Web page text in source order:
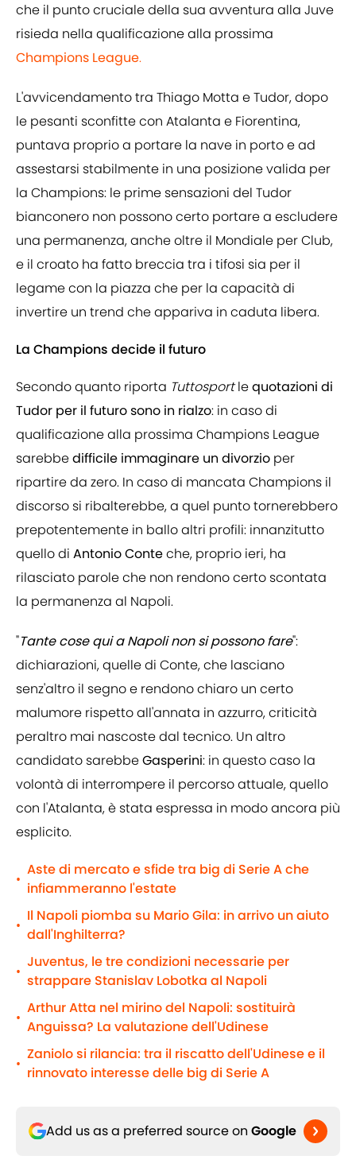
che il punto cruciale della sua avventura alla Juve
risieda nella qualificazione alla prossima
Champions League.
L'avvicendamento tra Thiago Motta e Tudor, dopo
le pesanti sconfitte con Atalanta e Fiorentina,
puntava proprio a portare la nave in porto e ad
assestarsi stabilmente in una posizione valida per
la Champions: le prime sensazioni del Tudor
bianconero non possono certo portare a escludere
una permanenza, anche oltre il Mondiale per Club,
e il croato ha fatto breccia tra i tifosi sia per il
legame con la piazza che per la capacità di
invertire un trend che appariva in caduta libera.
La Champions decide il futuro
Secondo quanto riporta Tuttosportlequotazioni di
Tudor per il futuro sono in rialzo: in caso di
qualificazione alla prossima Champions League
sarebbedifficile immaginare un divorzio per
ripartire da zero. In caso di mancata Champions il
discorso si ribalterebbe, a quel punto tornerebbero
prepotentemente in ballo altri profili: innanzitutto
quello di Antonio Conteche, proprio ieri, ha
rilasciato parole che non rendono certo scontata
la permanenza al Napoli.
"Tante cose qui a Napoli non si possono fare":
dichiarazioni, quelle di Conte, che lasciano
senz'altro il segno e rendono chiaro un certo
malumore rispetto all'annata in azzurro, criticità
peraltro mai nascoste dal tecnico. Un altro
candidato sarebbeGasperini: in questo caso la
volontà di interrompere il percorso attuale, quello
con l'Atalanta, è stata espressa in modo ancora più
esplicito.
•
Aste di mercato e sfide tra big di Serie A che
infiammeranno l'estate
•
Il Napoli piomba su Mario Gila: in arrivo un aiuto
dall'Inghilterra?
•
Juventus, le tre condizioni necessarie per
strappare Stanislav Lobotka al Napoli
•
Arthur Atta nel mirino del Napoli: sostituirà
Anguissa? La valutazione dell'Udinese
•
Zaniolo si rilancia: tra il riscatto dell'Udinese e il
rinnovato interesse delle big di Serie A
Add us as a preferred source on Google